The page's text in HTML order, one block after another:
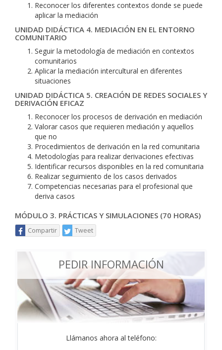
Reconocer los diferentes contextos donde se puede
aplicar la mediación
UNIDAD DIDÁCTICA 4. MEDIACIÓN EN EL ENTORNO
COMUNITARIO
Seguir la metodología de mediación en contextos
comunitarios
Aplicar la mediación intercultural en diferentes
situaciones
UNIDAD DIDÁCTICA 5. CREACIÓN DE REDES SOCIALES Y
DERIVACIÓN EFICAZ
Reconocer los procesos de derivación en mediación
Valorar casos que requieren mediación y aquellos
que no
Procedimientos de derivación en la red comunitaria
Metodologías para realizar derivaciones efectivas
Identificar recursos disponibles en la red comunitaria
Realizar seguimiento de los casos derivados
Competencias necesarias para el profesional que
deriva casos
MÓDULO 3. PRÁCTICAS Y SIMULACIONES (70 HORAS)
Compartir Tweet
PEDIR INFORMACIÓN
Llámanos ahora al teléfono: